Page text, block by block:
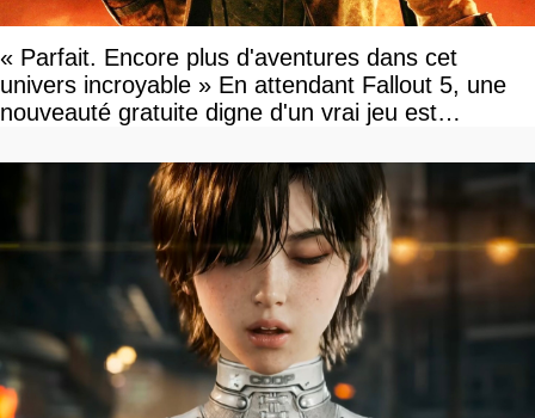
« Parfait. Encore plus d'aventures dans cet
univers incroyable » En attendant Fallout 5, une
nouveauté gratuite digne d'un vrai jeu est